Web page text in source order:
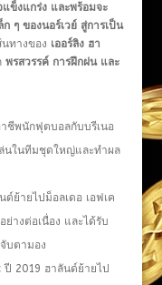
ข็งแกร่ง และพร้อมจะ
ก ๆ ของนอร์เวย์ สู่การเป็น
ทางของ เออร์ลิง ฮา
พรสวรรค์ การฝึกฝน และ
ชีพนักฟุตบอลกับบรีเนอ
นในทีมชุดใหญ่และทำผล
ย้ายไปม็อลเดอ เอฟเค
ย่างต่อเนื่อง และได้รับ
บตามอง
ปี 2019 ฮาลันด์ย้ายไป